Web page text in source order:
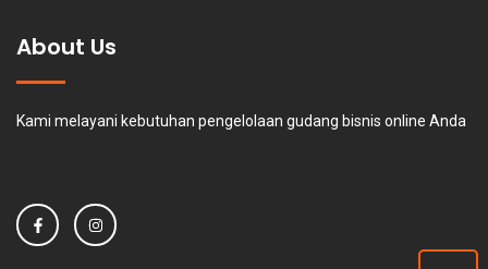
About Us
Kami melayani kebutuhan pengelolaan gudang bisnis online Anda